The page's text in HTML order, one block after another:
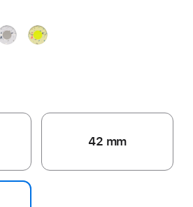
Volt
42 mm